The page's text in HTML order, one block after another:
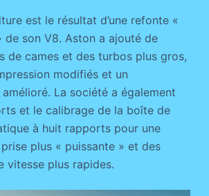
est le résultat d’une refonte «
de son V8. Aston a ajouté de
de cames et des turbos plus gros,
modifiés et un
La société a également
et le calibrage de la boîte de
à huit rapports pour une
plus « puissante » et des
vitesse plus rapides.